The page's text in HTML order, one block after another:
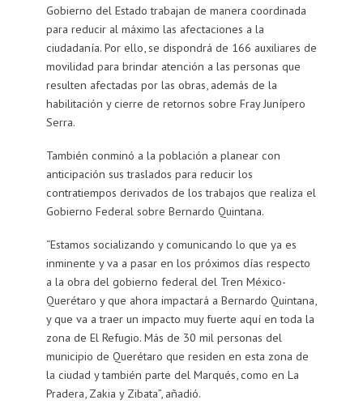
Gobierno del Estado trabajan de manera coordinada
para reducir al máximo las afectaciones a la
ciudadanía. Por ello, se dispondrá de 166 auxiliares de
movilidad para brindar atención a las personas que
resulten afectadas por las obras, además de la
habilitación y cierre de retornos sobre Fray Junípero
Serra.
También conminó a la población a planear con
anticipación sus traslados para reducir los
contratiempos derivados de los trabajos que realiza el
Gobierno Federal sobre Bernardo Quintana.
“Estamos socializando y comunicando lo que ya es
inminente y va a pasar en los próximos días respecto
a la obra del gobierno federal del Tren México-
Querétaro y que ahora impactará a Bernardo Quintana,
y que va a traer un impacto muy fuerte aquí en toda la
zona de El Refugio. Más de 30 mil personas del
municipio de Querétaro que residen en esta zona de
la ciudad y también parte del Marqués, como en La
Pradera, Zakia y Zibata”, añadió.